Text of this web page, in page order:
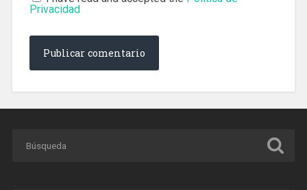
Privacidad